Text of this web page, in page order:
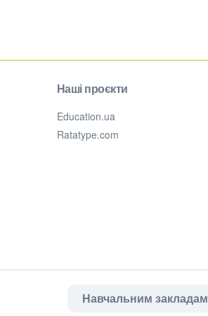
Наші проєкти
Education.ua
Ratatype.com
Навчальним закладам